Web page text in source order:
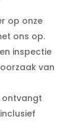
op onze
ons op.​
inspectie
van